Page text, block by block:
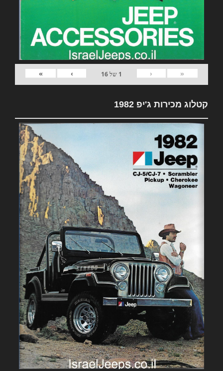
«
‹
1 של16
›
»
קטלוג מכירות ג'יפ 1982